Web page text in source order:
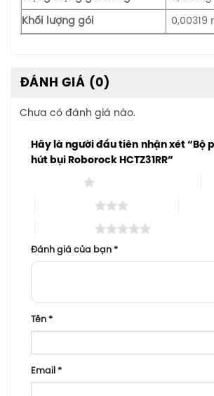
Khối lượng gói 0,00319
ĐÁNH GIÁ (0)
Chưa có đánh giá nào.
Hãy là người đầu tiên nhận xét “Bộ
hút bụi Roborock HCTZ31RR”
Đánh giá của bạn *
Tên *
Email *